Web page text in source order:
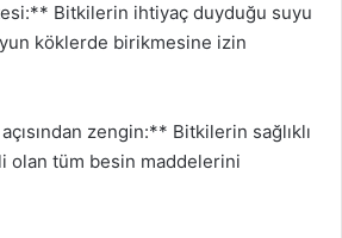
Bitkilerin ihtiyaç duyduğu suyu
köklerde birikmesine izin
zengin:** Bitkilerin sağlıklı
olan tüm besin maddelerini